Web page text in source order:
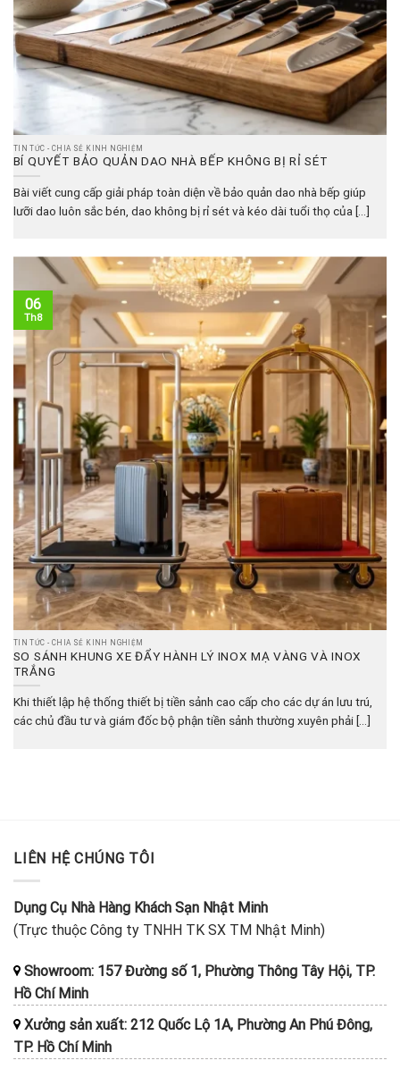
TIN TỨC - CHIA SẺ KINH NGHIỆM
BÍ QUYẾT BẢO QUẢN DAO NHÀ BẾP KHÔNG BỊ RỈ SÉT
Bài viết cung cấp giải pháp toàn diện về bảo quản dao nhà bếp giúp
lưỡi dao luôn sắc bén, dao không bị rỉ sét và kéo dài tuổi thọ của [...]
TIN TỨC - CHIA SẺ KINH NGHIỆM
SO SÁNH KHUNG XE ĐẨY HÀNH LÝ INOX MẠ VÀNG VÀ INOX
TRẮNG
Khi thiết lập hệ thống thiết bị tiền sảnh cao cấp cho các dự án lưu trú,
các chủ đầu tư và giám đốc bộ phận tiền sảnh thường xuyên phải [...]
06
Th8
LIÊN HỆ CHÚNG TÔI
Dụng Cụ Nhà Hàng Khách Sạn Nhật Minh
(Trực thuộc Công ty TNHH TK SX TM Nhật Minh)
Showroom: 157 Đường số 1, Phường Thông Tây Hội, TP.
Hồ Chí Minh
Xưởng sản xuất: 212 Quốc Lộ 1A, Phường An Phú Đông,
TP. Hồ Chí Minh